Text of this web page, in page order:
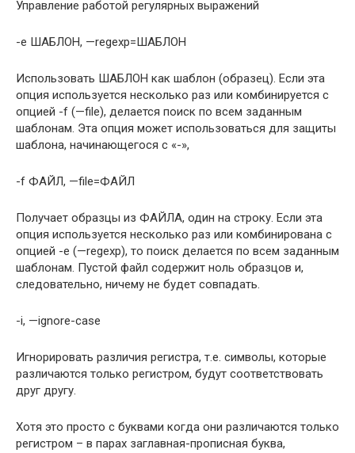
Управление работой регулярных выражений
-e ШАБЛОН, —regexp=ШАБЛОН
Использовать ШАБЛОН как шаблон (образец). Если эта
опция используется несколько раз или комбинируется с
опцией -f (—file), делается поиск по всем заданным
шаблонам. Эта опция может использоваться для защиты
шаблона, начинающегося с «-»,
-f ФАЙЛ, —file=ФАЙЛ
Получает образцы из ФАЙЛА, один на строку. Если эта
опция используется несколько раз или комбинирована с
опцией -e (—regexp), то поиск делается по всем заданным
шаблонам. Пустой файл содержит ноль образцов и,
следовательно, ничему не будет совпадать.
-i, —ignore-case
Игнорировать различия регистра, т.е. символы, которые
различаются только регистром, будут соответствовать
друг другу.
Хотя это просто с буквами когда они различаются только
регистром – в парах заглавная-прописная буква,